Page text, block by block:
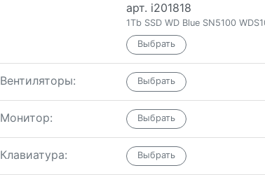
арт. i201818
1Tb SSD WD Blue SN5100
Вентиляторы:
Монитор:
Клавиатура: